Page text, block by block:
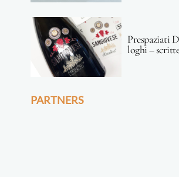
Prespaziati
loghi –
PARTNERS